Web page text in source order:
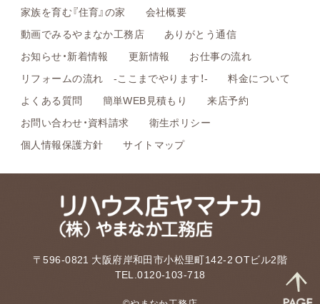
家族を育む『住育』の家
会社概要
動画でみるやまなか工務店
ありがとう通信
お知らせ・新着情報
更新情報
お仕事の流れ
リフォームの流れ -ここまでやります！-
料金について
よくある質問
簡単WEB見積もり
来店予約
お問い合わせ・資料請求
衛生ポリシー
個人情報保護方針
サイトマップ
〒596-0821 大阪府岸和田市小松里町142-2 OTビル2階
TEL.0120-103-718